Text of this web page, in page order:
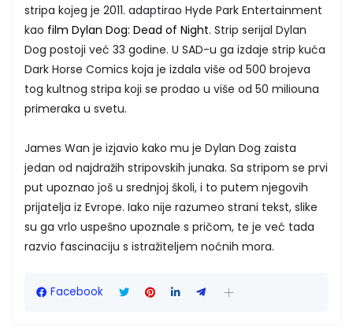
stripa kojeg je 2011. adaptirao Hyde Park Entertainment
kao film Dylan Dog: Dead of Night. Strip serijal Dylan
Dog postoji već 33 godine. U SAD-u ga izdaje strip kuća
Dark Horse Comics koja je izdala više od 500 brojeva
tog kultnog stripa koji se prodao u više od 50 miliouna
primeraka u svetu.
James Wan je izjavio kako mu je Dylan Dog zaista
jedan od najdražih stripovskih junaka. Sa stripom se prvi
put upoznao još u srednjoj školi, i to putem njegovih
prijatelja iz Evrope. Iako nije razumeo strani tekst, slike
su ga vrlo uspešno upoznale s pričom, te je već tada
razvio fascinaciju s istražiteljem noćnih mora.
Facebook